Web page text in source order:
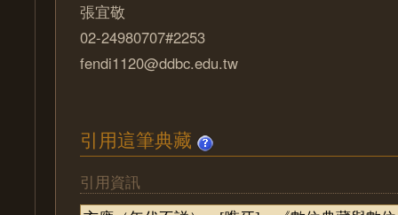
張宜敬
02-24980707#2253
fendi1120@ddbc.edu.tw
引用這筆典藏
引用資訊